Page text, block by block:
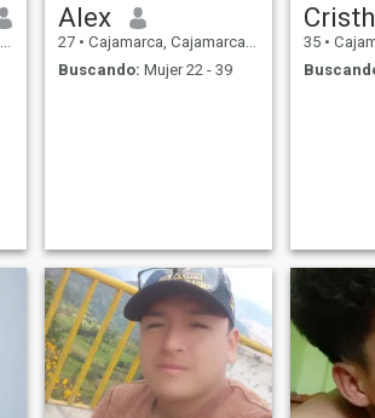
Alex
27 • Cajamarca, Cajamarca, Perú
Buscando: Mujer 22 - 39
35 •